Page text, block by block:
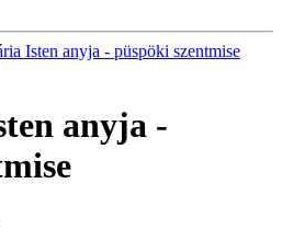
Isten anyja - püspöki szentmise
anyja -